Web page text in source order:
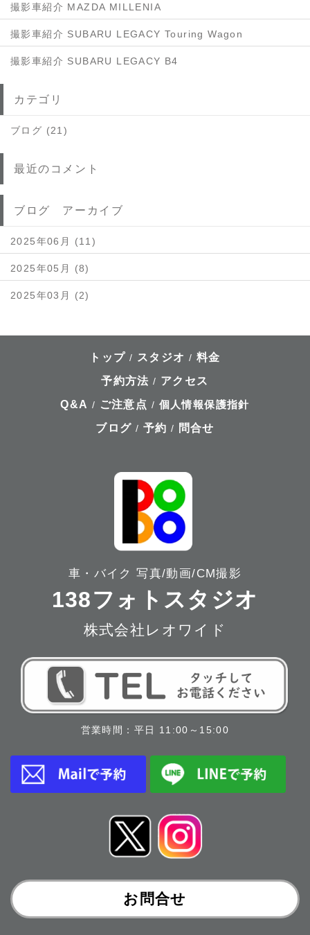
撮影車紹介 MAZDA MILLENIA
撮影車紹介 SUBARU LEGACY Touring Wagon
撮影車紹介 SUBARU LEGACY B4
カテゴリ
ブログ (21)
最近のコメント
ブログ アーカイブ
2025年06月 (11)
2025年05月 (8)
2025年03月 (2)
トップ / スタジオ / 料金
予約方法 / アクセス
Q&A / ご注意点 / 個人情報保護指針
ブログ / 予約 / 問合せ
車・バイク 写真/動画/CM撮影
138フォトスタジオ
株式会社レオワイド
営業時間：平日 11:00～15:00
お問合せ